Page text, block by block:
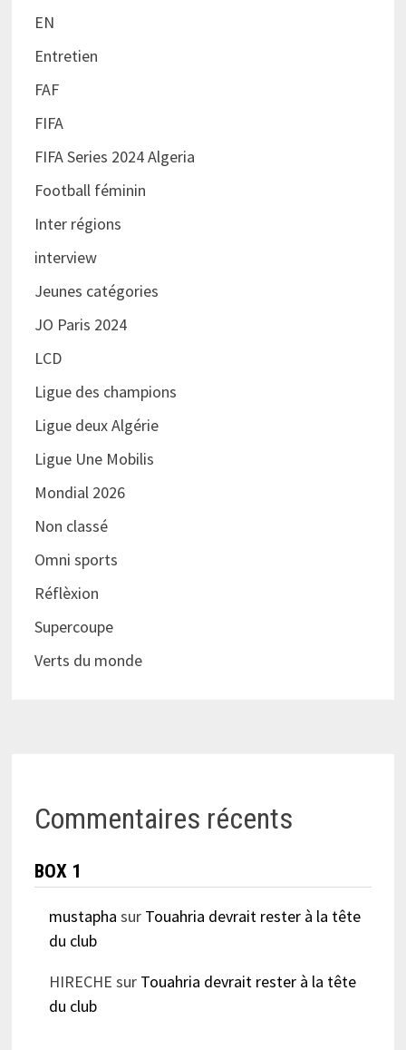
EN
Entretien
FAF
FIFA
FIFA Series 2024 Algeria
Football féminin
Inter régions
interview
Jeunes catégories
JO Paris 2024
LCD
Ligue des champions
Ligue deux Algérie
Ligue Une Mobilis
Mondial 2026
Non classé
Omni sports
Réflèxion
Supercoupe
Verts du monde
Commentaires récents
BOX 1
mustapha sur Touahria devrait rester à la tête
du club
HIRECHE sur Touahria devrait rester à la tête
du club